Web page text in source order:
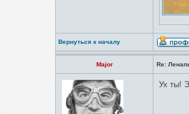
Вернуться к началу
Major Re:
Ух ты!